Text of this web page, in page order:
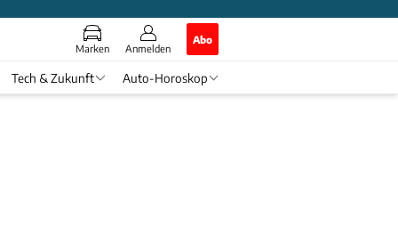
Marken Anmelden
Abo
Tech & Zukunft Auto-Horoskop